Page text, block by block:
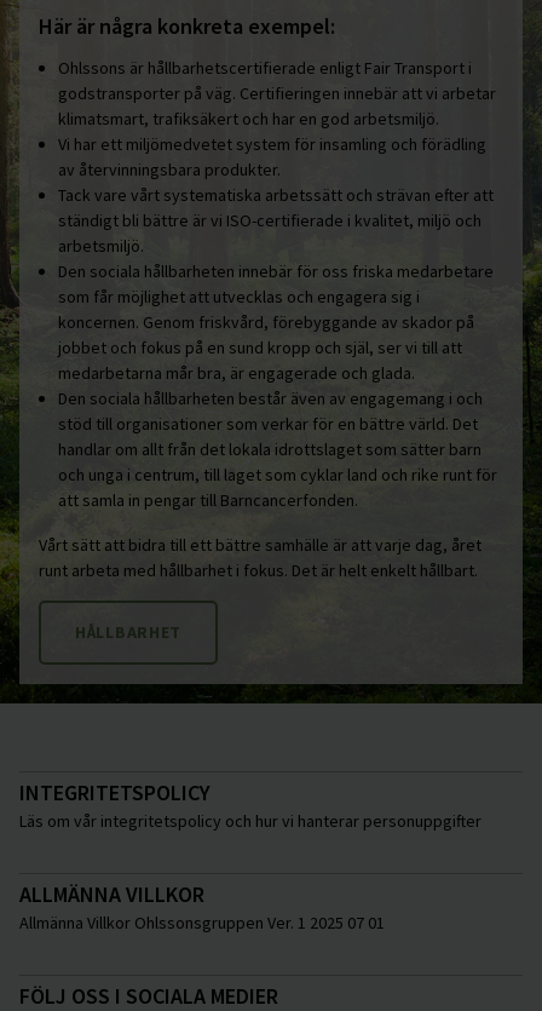
Här är några konkreta exempel:
Ohlssons är hållbarhetscertifierade enligt Fair Transport i
godstransporter på väg. Certifieringen innebär att vi arbetar
klimatsmart, trafiksäkert och har en god arbetsmiljö.
Vi har ett miljömedvetet system för insamling och förädling
av återvinningsbara produkter.
Tack vare vårt systematiska arbetssätt och strävan efter att
ständigt bli bättre är vi ISO-certifierade i kvalitet, miljö och
arbetsmiljö.
Den sociala hållbarheten innebär för oss friska medarbetare
som får möjlighet att utvecklas och engagera sig i
koncernen. Genom friskvård, förebyggande av skador på
jobbet och fokus på en sund kropp och själ, ser vi till att
medarbetarna mår bra, är engagerade och glada.
Den sociala hållbarheten består även av engagemang i och
stöd till organisationer som verkar för en bättre värld. Det
handlar om allt från det lokala idrottslaget som sätter barn
och unga i centrum, till laget som cyklar land och rike runt för
att samla in pengar till Barncancerfonden.
Vårt sätt att bidra till ett bättre samhälle är att varje dag, året
runt arbeta med hållbarhet i fokus. Det är helt enkelt hållbart.
HÅLLBARHET
INTEGRITETSPOLICY
Läs om vår integritetspolicy och hur vi hanterar personuppgifter
ALLMÄNNA VILLKOR
Allmänna Villkor Ohlssonsgruppen Ver. 1 2025 07 01
FÖLJ OSS I SOCIALA MEDIER